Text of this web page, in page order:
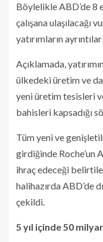
Böylelikle ABD’de
çalışana ulaşılacağı
yatırımların
Açıklamada,
ülkedeki üretim ve
yeni üretim tesisleri
bahisleri kapsadığı
Tüm yeni ve
girdiğinde Roche’un
ihraç edeceği
halihazırda ABD’de
çekildi.
5 yıl içinde 50